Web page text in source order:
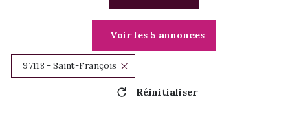
Voir les 5 annonces
97118 - Saint-François
Réinitialiser